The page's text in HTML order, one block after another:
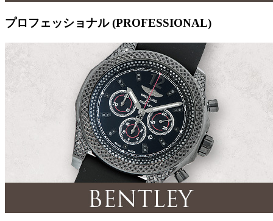
プロフェッショナル (PROFESSIONAL)